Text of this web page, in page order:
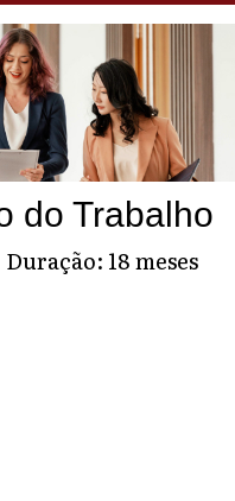
do Trabalho
18 meses